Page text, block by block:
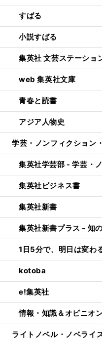
すばる
小説すばる
集英社 文芸ステーショ
web 集英社文庫
青春と読書
アジア人物史
学芸・ノンフィクション
集英社学芸部 - 学芸・
集英社ビジネス書
集英社新書
集英社新書プラス - 知
1日5分で、明日は変わ
kotoba
e!集英社
情報・知識＆オピニオ
ライトノベル・ノベライ